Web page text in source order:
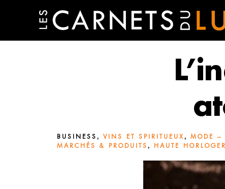
BUSINESS , VINS ET SPIRITUEUX , MODE –
MARCHÉS & PRODUITS , HAUTE